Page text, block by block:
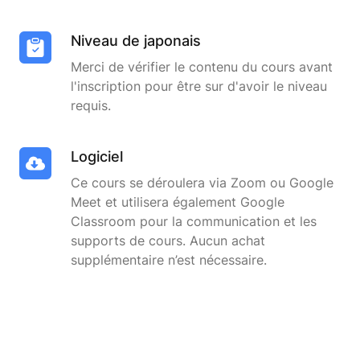
Niveau de japonais
Merci de vérifier le contenu du cours avant
l'inscription pour être sur d'avoir le niveau
requis.
Logiciel
Ce cours se déroulera via Zoom ou Google
Meet et utilisera également Google
Classroom pour la communication et les
supports de cours. Aucun achat
supplémentaire n’est nécessaire.